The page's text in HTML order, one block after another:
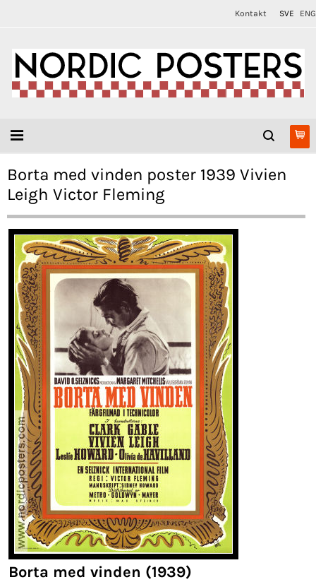
Kontakt SVE ENG
Borta med vinden poster 1939 Vivien
Leigh Victor Fleming
Borta med vinden (1939)